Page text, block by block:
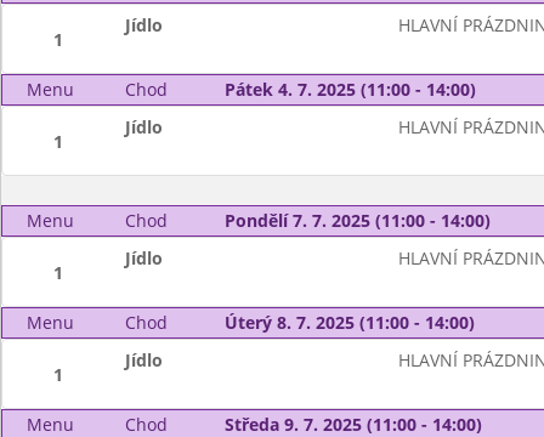
1
Jídlo HLAVNÍ
Menu Chod Pátek 4. 7. 2025 (11:00 - 14:00)
1
Jídlo HLAVNÍ
Menu Chod Pondělí 7. 7. 2025 (11:00 - 14:00)
1
Jídlo HLAVNÍ
Menu Chod Úterý 8. 7. 2025 (11:00 - 14:00)
1
Jídlo HLAVNÍ
Menu Chod Středa 9. 7. 2025 (11:00 - 14:00)